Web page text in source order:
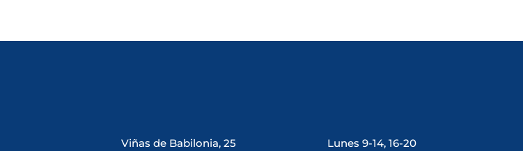
Viñas de Babilonia, 25
Lunes 9-14, 16-20